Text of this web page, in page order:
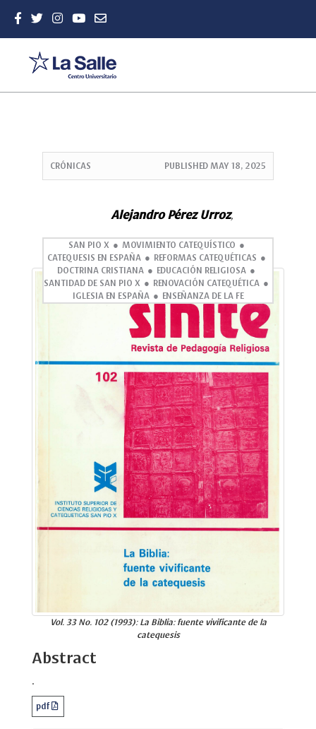
Navigation
Main
Content
Sidebar
CRÓNICAS PUBLISHED MAY 18, 2025
Alejandro Pérez Urroz,
SAN PIO X
MOVIMIENTO CATEQUÍSTICO
CATEQUESIS EN ESPAÑA
REFORMAS CATEQUÉTICAS
DOCTRINA CRISTIANA
EDUCACIÓN RELIGIOSA
SANTIDAD DE SAN PIO X
RENOVACIÓN CATEQUÉTICA
IGLESIA EN ESPAÑA
ENSEÑANZA DE LA FE
Vol. 33 No. 102 (1993): La Biblia: fuente vivificante de la
catequesis
Abstract
.
pdf